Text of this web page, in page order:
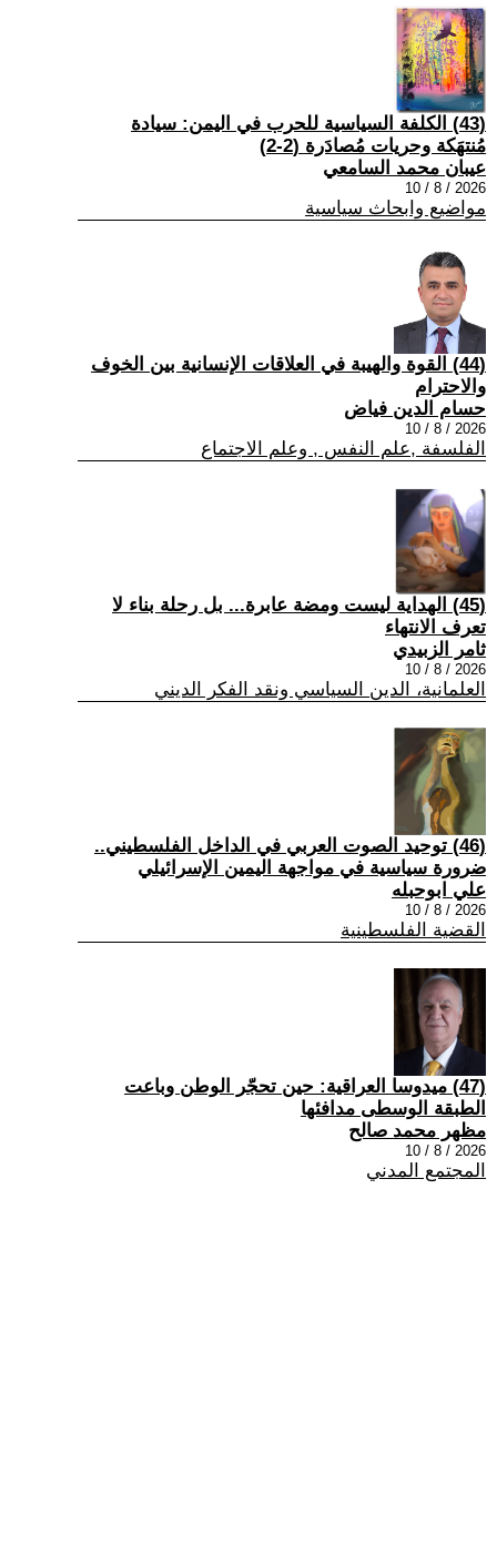
(43) الكلفة السياسية للحرب في اليمن: سيادة
مُنتهَكة وحريات مُصادَرة (2-2)
عيبان محمد السامعي
2026 / 8 / 10
مواضيع وابحاث سياسية
(44) القوة والهيبة في العلاقات الإنسانية بين الخوف
والاحترام
حسام الدين فياض
2026 / 8 / 10
الفلسفة ,علم النفس , وعلم الاجتماع
(45) الهداية ليست ومضة عابرة... بل رحلة بناء لا
تعرف الانتهاء
ثامر الزبيدي
2026 / 8 / 10
العلمانية، الدين السياسي ونقد الفكر الديني
(46) توحيد الصوت العربي في الداخل الفلسطيني..
ضرورة سياسية في مواجهة اليمين الإسرائيلي
علي ابوحبله
2026 / 8 / 10
القضية الفلسطينية
(47) ميدوسا العراقية: حين تحجّر الوطن وباعت
الطبقة الوسطى مدافئها
مظهر محمد صالح
2026 / 8 / 10
المجتمع المدني